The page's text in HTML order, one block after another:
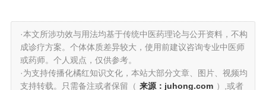
·本文所涉功效与用法均基于传统中医药理论与公开资料，不构
成诊疗方案。个体体质差异较大，使用前建议咨询专业中医师
或药师。个人观点，仅供参考。
·为支持传播化橘红知识文化，本站大部分文章、图片、视频均
支持转载。只需备注或者保留（ 来源：juhong.com ）,或者